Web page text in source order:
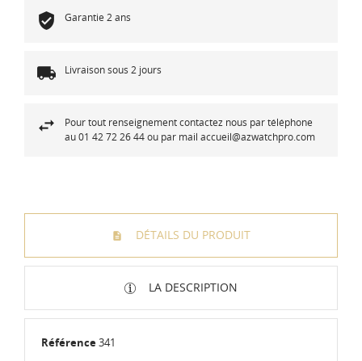
Garantie 2 ans
Livraison sous 2 jours
Pour tout renseignement contactez nous par téléphone
au 01 42 72 26 44 ou par mail accueil@azwatchpro.com
DÉTAILS DU PRODUIT
LA DESCRIPTION
Diamètre
Référence341